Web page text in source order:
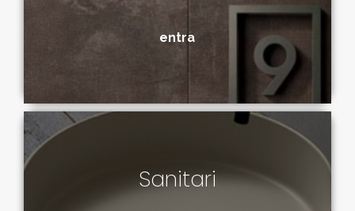
entra
Sanitari